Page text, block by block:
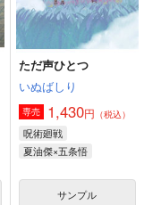
サンプル
作品詳細
ただ声ひとつ
いぬばしり
専売 1,430円 （税込）
呪術廻戦
夏油傑×五条悟
サンプル